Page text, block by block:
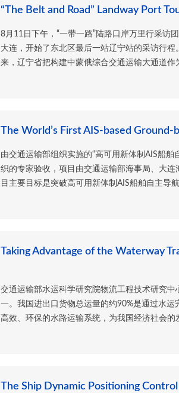
“The Belt and Road” Landway Port
8月11日下午，“一带一路”陆路口岸万里行采访
大连，开始了东北区最后一站辽宁站的采访行
来，辽宁省把构建中蒙俄综合交通运输大通道作
The World’s First AIS-based
由交通运输部组织实施的“高可用新体制AIS船
织的专家验收，项目由交通运输部海事局、大
目主要目标是突破高可用新体制AIS船舶自主导
Taking Advantage of the Waterway
交通运输部水运科学研究院物流工程技术研究
一。我国进出口货物总运量的约90%是通过水
高效、环保的水路运输系统，为我国经济社会的
The Ship Dynamic Positioning